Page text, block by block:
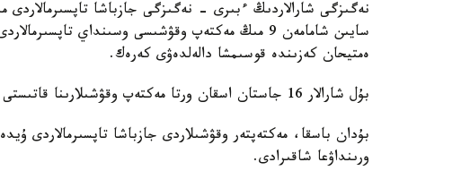
نەگىزگى شارالاردىڭ ءبىرى - نەگىزگى جازباشا
سايىن شامامەن 9 مىڭ مەكتەپ وقۋشىسى وسىنداي
ەمتيحان كەزىندە قوسىمشا دالەلدەۋى كەرەك.
بۇل شارالار 16 جاستان اسقان ورتا مەكتەپ وقۋشىلارىنا قاتىستى بولادى.
بۇدان باسقا، مەكتەپتەر وقۋشىلاردى جازباشا تاپسىرمالاردى
ورىنداۋعا شاقىرادى.